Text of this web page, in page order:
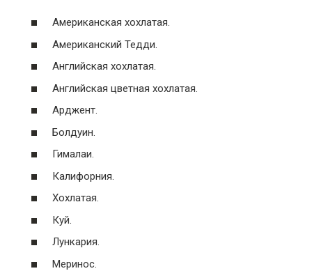
Американская хохлатая.
Американский Тедди.
Английская хохлатая.
Английская цветная хохлатая.
Арджент.
Болдуин.
Гималаи.
Калифорния.
Хохлатая.
Куй.
Лункария.
Меринос.